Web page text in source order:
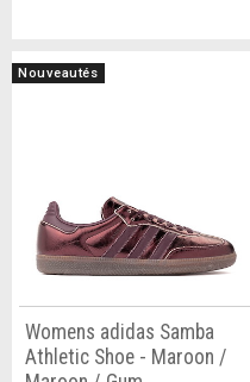
Nouveautés
Womens adidas Samba
Athletic Shoe - Maroon /